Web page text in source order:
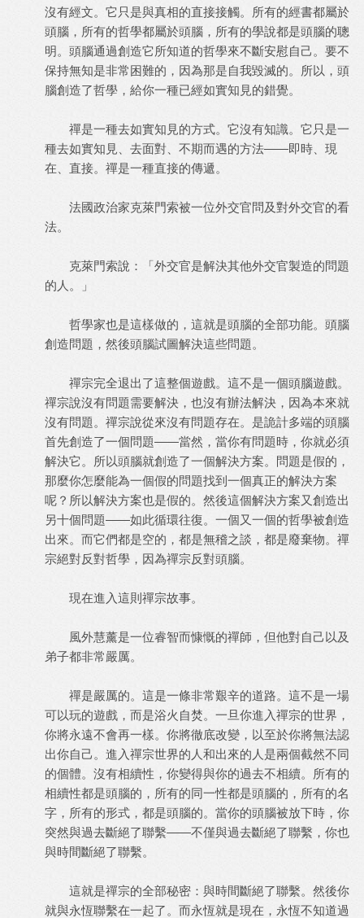
沒有經文。它只是與真相的直接接觸。所有的經書都屬於
頭腦，所有的哲學都屬於頭腦，所有的學說都是頭腦的聰
明。頭腦通過創造它所知道的哲學來不斷安慰自己。要不
保持無知是非常困難的，因為那是自我毀滅的。所以，頭
腦創造了哲學，給你一種已經如實知見的錯覺。
禪是一種去如實知見的方式。它沒有知識。它只是一
種去如實知見、去面對、不期而遇的方法——即時、現
在、直接。禪是一種直接的傳遞。
法國政治家克萊門索被一位外交官問及對外交官的看
法。
克萊門索說：「外交官是解決其他外交官製造的問題
的人。」
哲學家也是這樣做的，這就是頭腦的全部功能。頭腦
創造問題，然後頭腦試圖解決這些問題。
禪宗完全退出了這整個遊戲。這不是一個頭腦遊戲。
禪宗說沒有問題需要解決，也沒有辦法解決，因為本來就
沒有問題。禪宗說從來沒有問題存在。是詭計多端的頭腦
首先創造了一個問題——當然，當你有問題時，你就必須
解決它。所以頭腦就創造了一個解決方案。問題是假的，
那麼你怎麼能為一個假的問題找到一個真正的解決方案
呢？所以解決方案也是假的。然後這個解決方案又創造出
另十個問題——如此循環往復。一個又一個的哲學被創造
出來。而它們都是空的，都是無稽之談，都是廢棄物。禪
宗絕對反對哲學，因為禪宗反對頭腦。
現在進入這則禪宗故事。
風外慧薰是一位睿智而慷慨的禪師，但他對自己以及
弟子都非常嚴厲。
禪是嚴厲的。這是一條非常艱辛的道路。這不是一場
可以玩的遊戲，而是浴火自焚。一旦你進入禪宗的世界，
你將永遠不會再一樣。你將徹底改變，以至於你將無法認
出你自己。進入禪宗世界的人和出來的人是兩個截然不同
的個體。沒有相續性，你變得與你的過去不相續。所有的
相續性都是頭腦的，所有的同一性都是頭腦的，所有的名
字，所有的形式，都是頭腦的。當你的頭腦被放下時，你
突然與過去斷絕了聯繫——不僅與過去斷絕了聯繫，你也
與時間斷絕了聯繫。
這就是禪宗的全部秘密：與時間斷絕了聯繫。然後你
就與永恆聯繫在一起了。而永恆就是現在，永恆不知道過